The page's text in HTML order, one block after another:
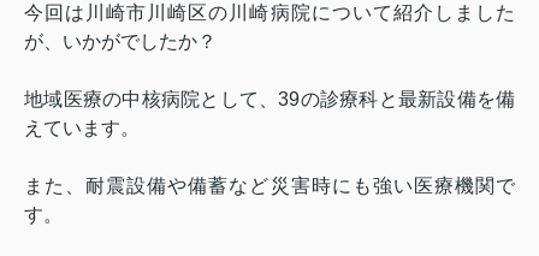
今回は川崎市川崎区の川崎病院について紹介しました
が、いかがでしたか？
地域医療の中核病院として、39の診療科と最新設備を備
えています。
また、耐震設備や備蓄など災害時にも強い医療機関で
す。